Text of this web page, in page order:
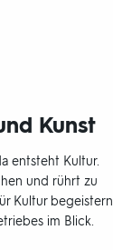
Kunst
entsteht Kultur.
und rührt zu
Kultur begeistern
im Blick.